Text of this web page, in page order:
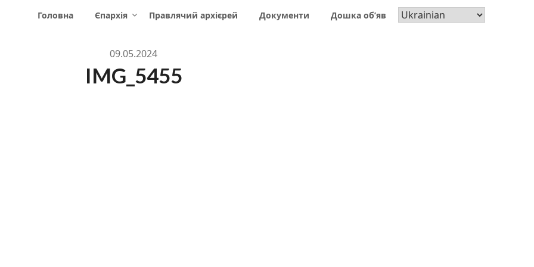
Головна Єпархія Правлячий архієрей Документи Дошка об’яв
09.05.2024
IMG_5455